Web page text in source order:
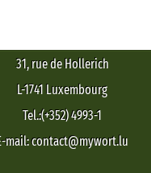
31, rue de Hollerich
L-1741 Luxembourg
Tel.:(+352) 4993-1
mail: contact@mywort.lu